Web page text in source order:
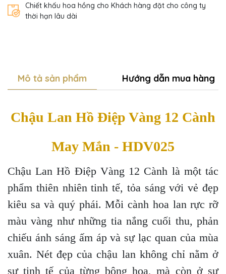
Chiết khấu hoa hồng cho Khách hàng đặt cho công ty
thời hạn lâu dài
Mô tả sản phẩm Hướng dẫn mua hàng
Chậu Lan Hồ Điệp Vàng 12 Cành
May Mắn - HDV025
Chậu Lan Hồ Điệp Vàng 12 Cành là một tác
phẩm thiên nhiên tinh tế, tỏa sáng với vẻ đẹp
kiêu sa và quý phái. Mỗi cành hoa lan rực rỡ
màu vàng như những tia nắng cuối thu, phản
chiếu ánh sáng ấm áp và sự lạc quan của mùa
xuân. Nét đẹp của chậu lan không chỉ nằm ở
sự tinh tế của từng bông hoa, mà còn ở sự